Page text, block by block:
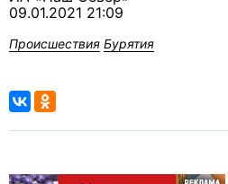
09.01.2021 21:09
Происшествия Бурятия